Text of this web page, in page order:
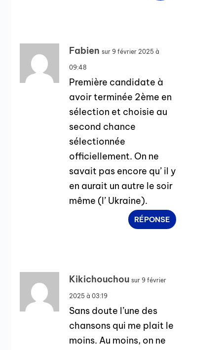
Fabien sur 9 février 2025 à
09:48
Première candidate à
avoir terminée 2ème en
sélection et choisie au
second chance
sélectionnée
officiellement. On ne
savait pas encore qu’ il y
en aurait un autre le soir
même (l’ Ukraine).
RÉPONSE
Kikichouchou sur 9 février
2025 à 03:19
Sans doute l’une des
chansons qui me plait le
moins. Au moins, on ne